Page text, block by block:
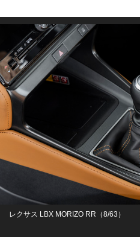
レクサス LBX MORIZO RR（8/63）